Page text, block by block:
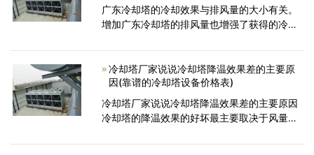
广东冷却塔的冷却效果与排风量的大小有关。
增加广东冷却塔的排风量也增强了获得的冷却
量的措施：1、定期在轴承中加油润滑，并在运
行过程中观察
冷却塔厂家说说冷却塔降温效果差的主要原
因(靠谱的冷却塔设备价格表)
冷却塔厂家说说冷却塔降温效果差的主要原因
冷却塔的降温效果的好坏最主要取决于风量大
机功率的大小和冷却塔风机叶片的角度大小;大